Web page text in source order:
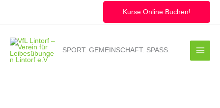
Kurse Online Buchen!
SPORT. GEMEINSCHAFT. SPASS.